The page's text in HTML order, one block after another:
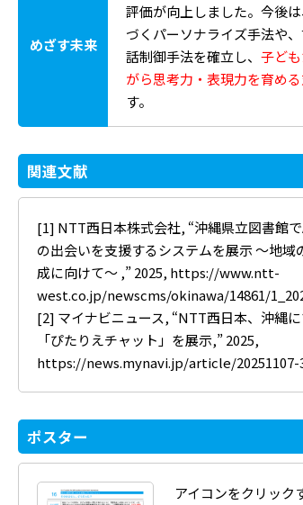
めざす未来
評価が向上しました。今後
づくパーソナライズ手法や
話制御手法を確立し、 子ど
がら思考力・表現力を育め
す。
関連文献
[1] NTT西日本株式会社, “沖縄県立図書館
の出会いを支援するシステムを展示 ～地
成に向けて～ ,” 2025, https://www.ntt-
west.co.jp/newscms/okinawa/14861/
[2] マイナビニュース, “NTT西日本、沖縄
「ぴたりえチャット」を展示,” 2025,
https://news.mynavi.jp/article/20251107-
ポスター
アイコンをクリック